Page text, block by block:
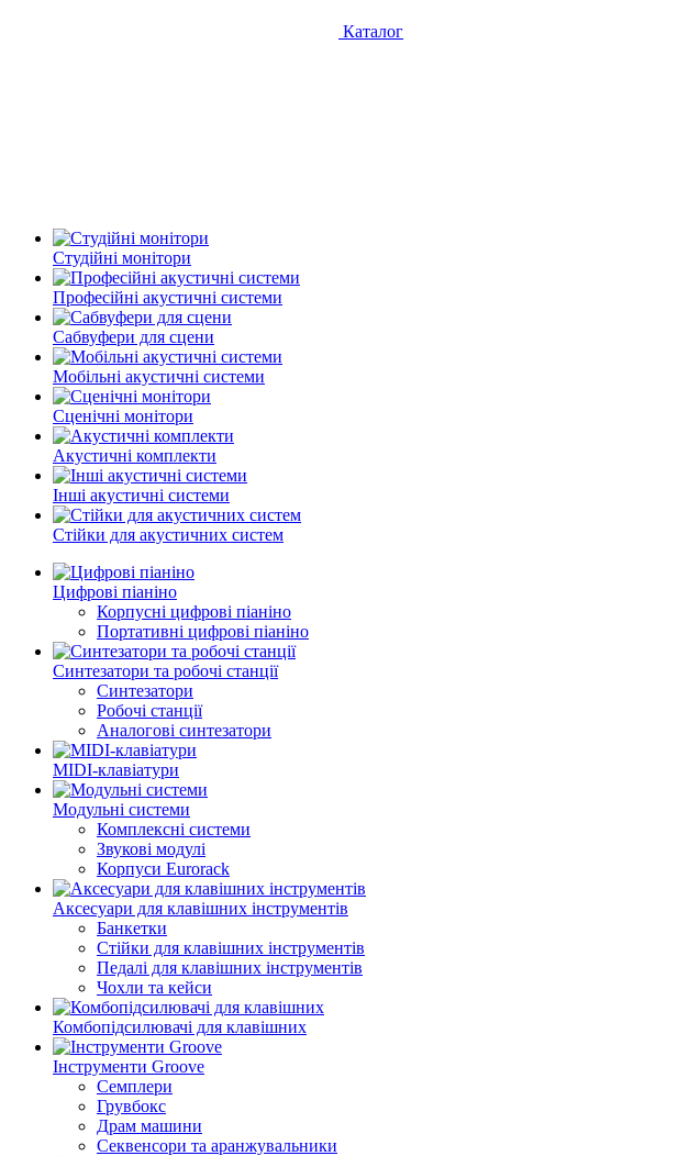
Каталог
Студійні монітори
Професійні акустичні системи
Сабвуфери для сцени
Мобільні акустичні системи
Сценічні монітори
Акустичні комплекти
Інші акустичні системи
Стійки для акустичних систем
Цифрові піаніно
Корпусні цифрові піаніно
Портативні цифрові піаніно
Синтезатори та робочі станції
Синтезатори
Робочі станції
Аналогові синтезатори
MIDI-клавіатури
Модульні системи
Комплексні системи
Звукові модулі
Корпуси Eurorack
Аксесуари для клавішних інструментів
Банкетки
Стійки для клавішних інструментів
Педалі для клавішних інструментів
Чохли та кейси
Комбопідсилювачі для клавішних
Інструменти Groove
Семплери
Грувбокс
Драм машини
Секвенсори та аранжувальники